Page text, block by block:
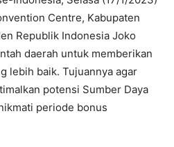
Centre, Kabupaten
Republik Indonesia Joko
daerah untuk memberikan
lebih baik. Tujuannya agar
potensi Sumber Daya
periode bonus